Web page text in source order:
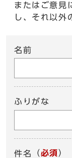
またはご意見
し、それ以外
名前
ふりがな
件名 （必須）